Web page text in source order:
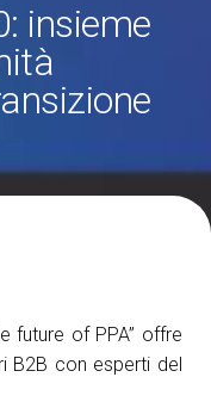
insieme
future of PPA” offre
B2B con esperti del